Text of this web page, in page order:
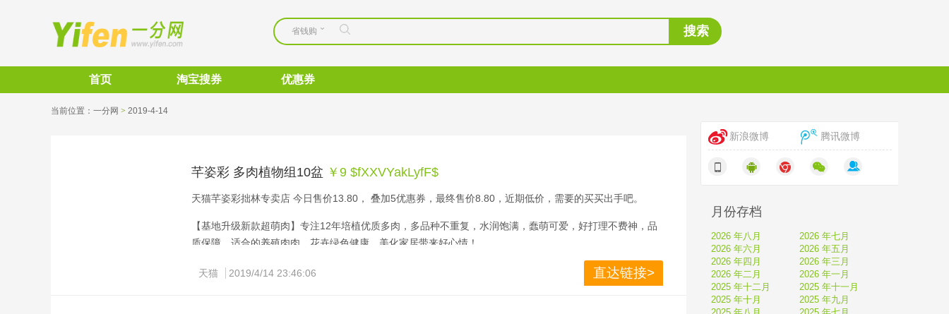
省钱购 搜索
首页 淘宝搜券 优惠券
当前位置： 一分网 > 2019-4-14
芊姿彩 多肉植物组10盆 ￥9 $fXXVYakLyfF$
天猫芊姿彩拙林专卖店 今日售价13.80， 叠加5优惠券，最终售价8.80，近期低价，需要的买买出手吧。
【基地升级新款超萌肉】专注12年培植优质多肉，多品种不重复，水润饱满，蠢萌可爱，好打理不费神，品
质保障，适合的养殖肉肉，花卉绿色健康，美化家居带来好心情！
天猫 2019/4/14 23:46:06 直达链接>
新浪微博 腾讯微博
月份存档
2026 年八月
2026 年七月
2026 年六月
2026 年五月
2026 年四月
2026 年三月
2026 年二月
2026 年一月
2025 年十二月
2025 年十一月
2025 年十月
2025 年九月